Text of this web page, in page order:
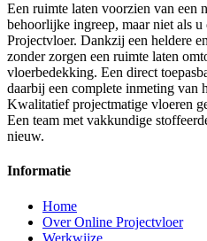
Een ruimte laten voorzien van een
behoorlijke ingreep, maar niet als
Projectvloer. Dankzij een heldere
zonder zorgen een ruimte laten
vloerbedekking. Een direct
daarbij een complete inmeting van
Kwalitatief projectmatige vloeren
Een team met vakkundige
nieuw.
Informatie
Home
Over Online Projectvloer
Werkwijze